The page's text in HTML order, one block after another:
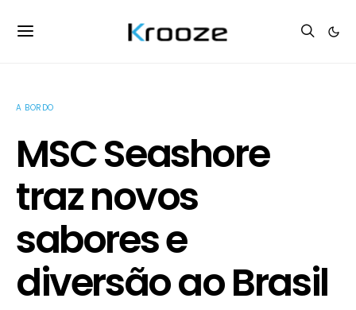
A BORDO
MSC Seashore
traz novos
sabores e
diversão ao Brasil